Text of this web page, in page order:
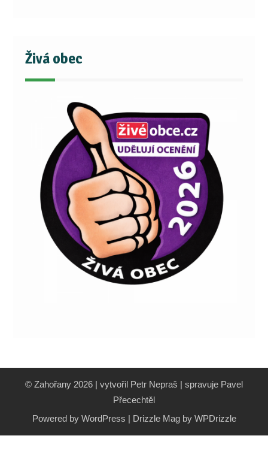
Živá obec
© Zahořany 2026 | vytvořil Petr Nepraš | spravuje Pavel
Přecechtěl
Powered by WordPress | Drizzle Mag by WPDrizzle